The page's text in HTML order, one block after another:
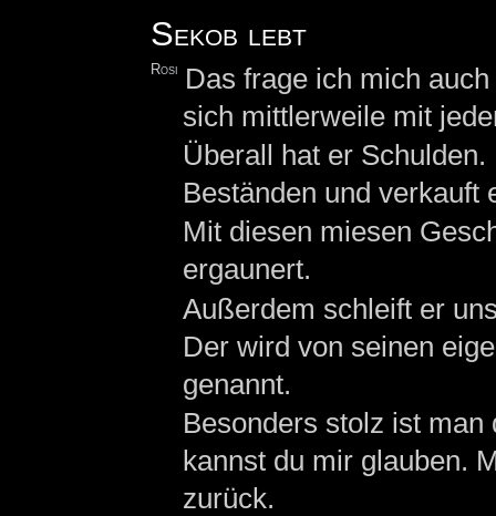
Sekob lebt
Rosi
Das frage ich mich
sich mittlerweile mit
Überall hat er
Beständen und verkauft
Mit diesen miesen
ergaunert.
Außerdem schleift er
Der wird von seinen
genannt.
Besonders stolz ist
kannst du mir glauben.
zurück.